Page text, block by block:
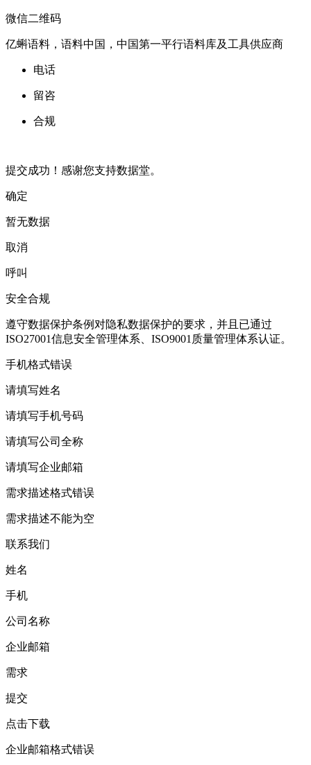
微信二维码
亿蝌语料，语料中国，中国第一平行语料库及工具供应商
电话
留咨
合规
提交成功！感谢您支持数据堂。
确定
暂无数据
取消
呼叫
安全合规
遵守数据保护条例对隐私数据保护的要求，并且已通过
ISO27001信息安全管理体系、ISO9001质量管理体系认证。
手机格式错误
请填写姓名
请填写手机号码
请填写公司全称
请填写企业邮箱
需求描述格式错误
需求描述不能为空
联系我们
姓名
手机
公司名称
企业邮箱
需求
提交
点击下载
企业邮箱格式错误